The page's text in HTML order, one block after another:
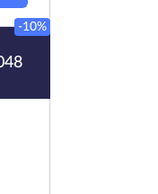
-10%